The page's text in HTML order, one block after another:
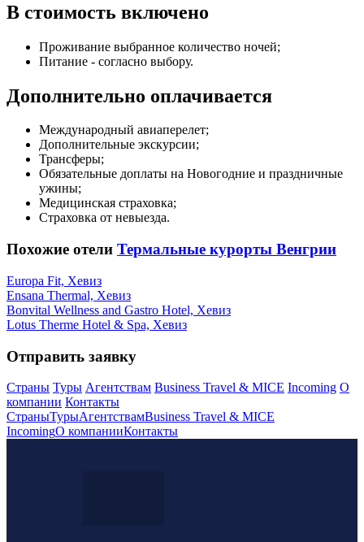
В стоимость включено
Проживание выбранное количество ночей;
Питание - согласно выбору.
Дополнительно оплачивается
Международный авиаперелет;
Дополнительные экскурсии;
Трансферы;
Обязательные доплаты на Новогодние и праздничные
ужины;
Медицинская страховка;
Страховка от невыезда.
Похожие отели Термальные курорты Венгрии
Europa Fit, Хевиз
Ensana Thermal, Хевиз
Bonvital Wellness and Gastro Hotel, Хевиз
Lotus Therme Hotel & Spa, Хевиз
Отправить заявку
Страны Туры Агентствам Business Travel & MICE Incoming О
компании Контакты
СтраныТурыАгентствамBusiness Travel & MICE
IncomingО компанииКонтакты